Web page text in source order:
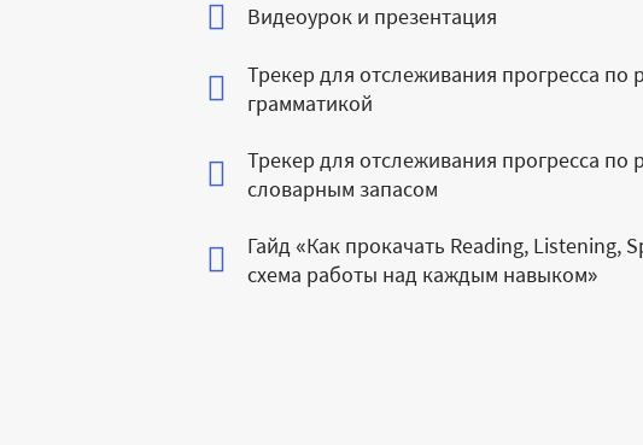
Видеоурок и презентация
Трекер для отслеживания прогресса по
грамматикой
Трекер для отслеживания прогресса по
словарным запасом
Гайд «Как прокачать Reading, Listening,
схема работы над каждым навыком»